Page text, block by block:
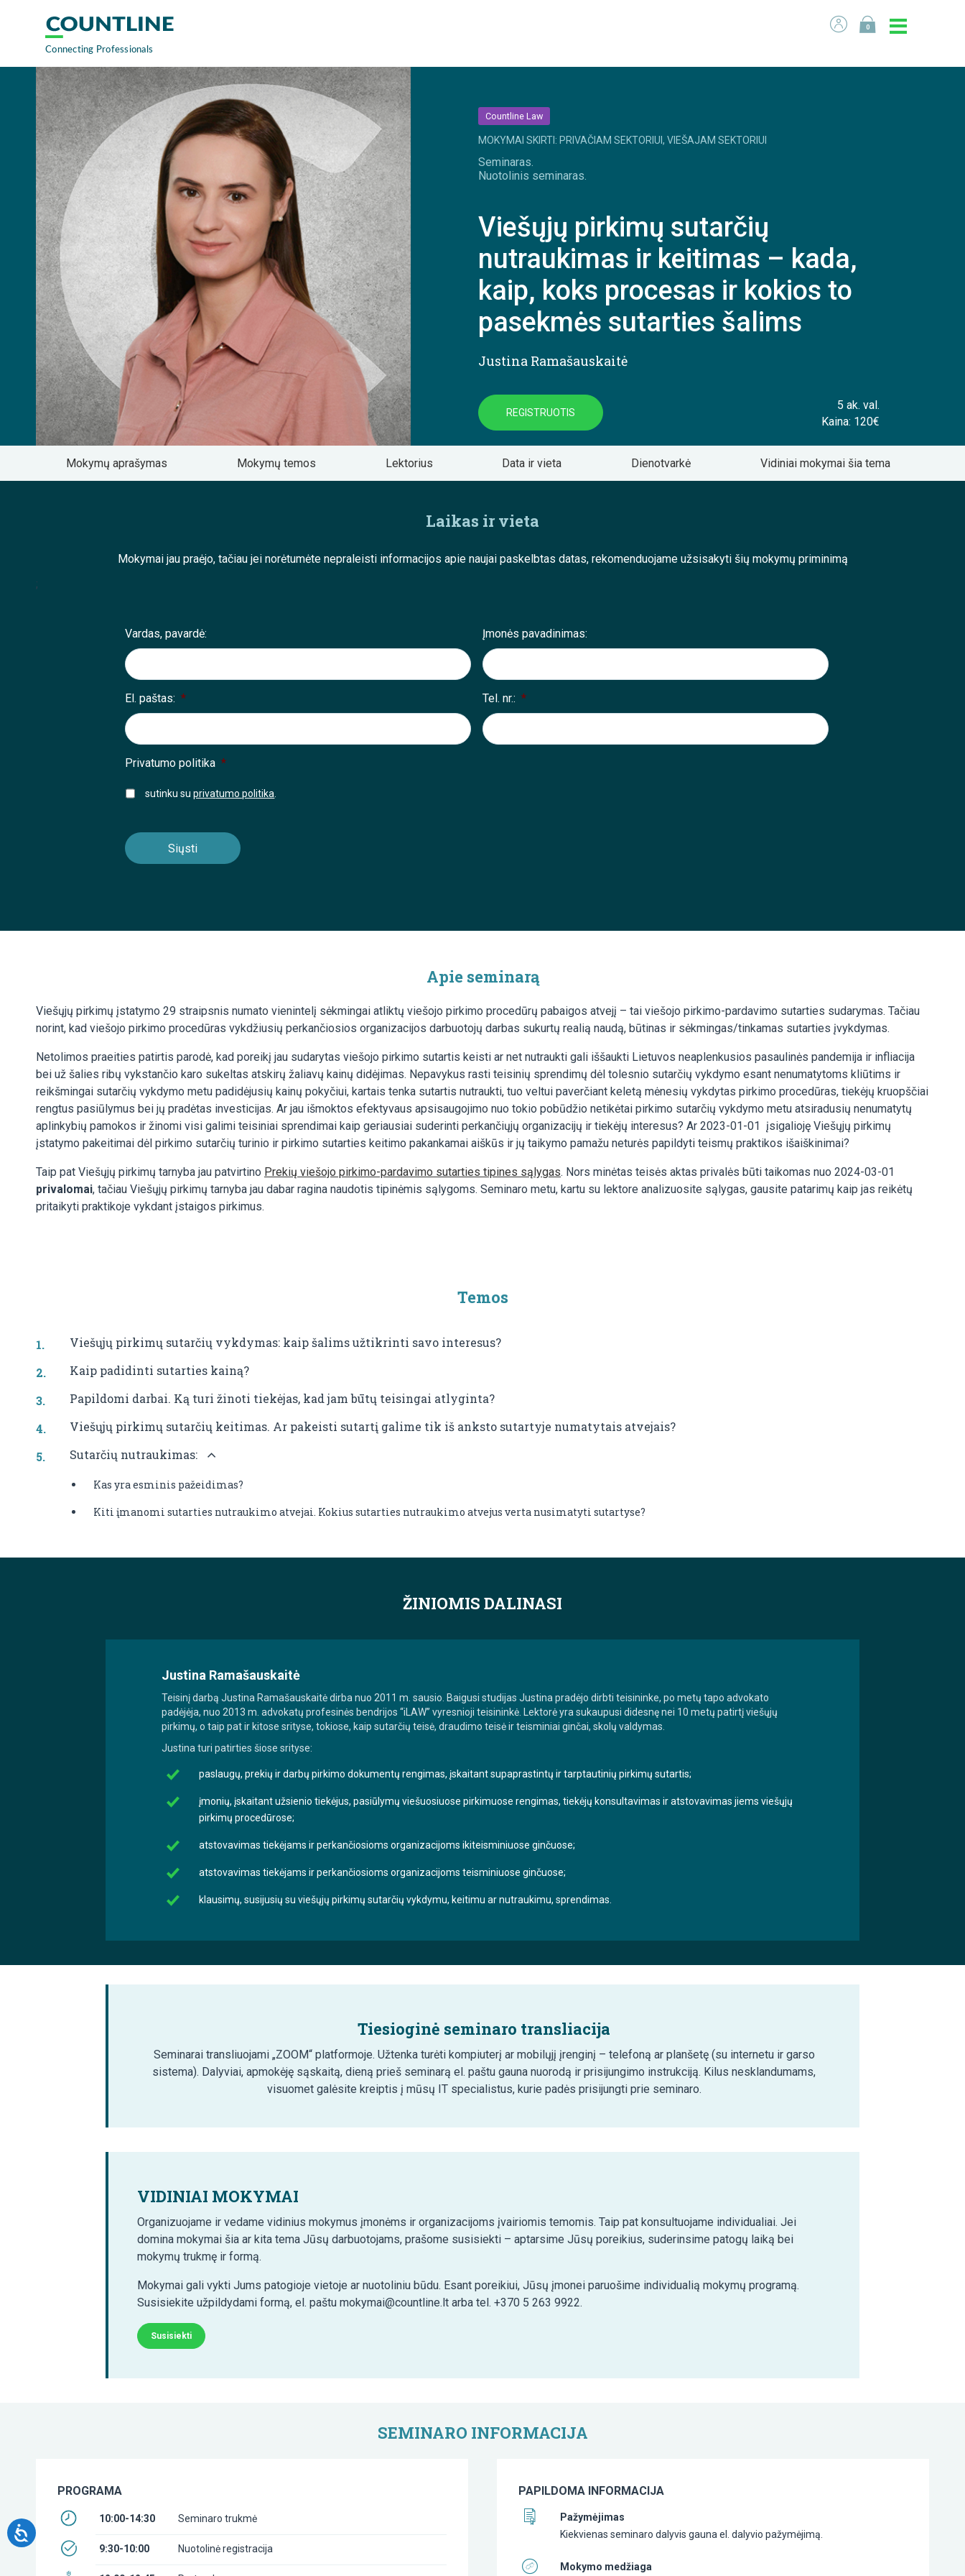
0
Countline Law
MOKYMAI SKIRTI: PRIVAČIAM SEKTORIUI, VIEŠAJAM SEKTORIUI
Seminaras.
Nuotolinis seminaras.
Viešųjų pirkimų sutarčių
nutraukimas ir keitimas – kada,
kaip, koks procesas ir kokios to
pasekmės sutarties šalims
Justina Ramašauskaitė
REGISTRUOTIS
5 ak. val.
Kaina: 120€
Mokymų aprašymas Mokymų temos Lektorius Data ir vieta Dienotvarkė Vidiniai mokymai šia tema
Laikas ir vieta
Mokymai jau praėjo, tačiau jei norėtumėte nepraleisti informacijos apie naujai paskelbtas datas, rekomenduojame užsisakyti šių mokymų priminimą
;
Vardas, pavardė: Įmonės pavadinimas:
El. paštas: * Tel. nr.: *
Privatumo politika *
sutinku suprivatumo politika
Apie seminarą
Viešųjų pirkimų įstatymo 29 straipsnis numato vienintelį sėkmingai atliktų viešojo pirkimo procedūrų pabaigos atvejį – tai viešojo pirkimo-pardavimo sutarties sudarymas. Tačiau
norint, kad viešojo pirkimo procedūras vykdžiusių perkančiosios organizacijos darbuotojų darbas sukurtų realią naudą, būtinas ir sėkmingas/tinkamas sutarties įvykdymas.
Netolimos praeities patirtis parodė, kad poreikį jau sudarytas viešojo pirkimo sutartis keisti ar net nutraukti gali iššaukti Lietuvos neaplenkusios pasaulinės pandemija ir infliacija
bei už šalies ribų vykstančio karo sukeltas atskirų žaliavų kainų didėjimas. Nepavykus rasti teisinių sprendimų dėl tolesnio sutarčių vykdymo esant nenumatytoms kliūtims ir
reikšmingai sutarčių vykdymo metu padidėjusių kainų pokyčiui, kartais tenka sutartis nutraukti, tuo veltui paverčiant keletą mėnesių vykdytas pirkimo procedūras, tiekėjų kruopščiai
rengtus pasiūlymus bei jų pradėtas investicijas. Ar jau išmoktos efektyvaus apsisaugojimo nuo tokio pobūdžio netikėtai pirkimo sutarčių vykdymo metu atsiradusių nenumatytų
aplinkybių pamokos ir žinomi visi galimi teisiniai sprendimai kaip geriausiai suderinti perkančiųjų organizacijų ir tiekėjų interesus? Ar 2023-01-01 įsigalioję Viešųjų pirkimų
įstatymo pakeitimai dėl pirkimo sutarčių turinio ir pirkimo sutarties keitimo pakankamai aiškūs ir jų taikymo pamažu neturės papildyti teismų praktikos išaiškinimai?
Taip pat Viešųjų pirkimų tarnyba jau patvirtino Prekių viešojo pirkimo-pardavimo sutarties tipines sąlygas. Nors minėtas teisės aktas privalės būti taikomas nuo 2024-03-01
privalomai, tačiau Viešųjų pirkimų tarnyba jau dabar ragina naudotis tipinėmis sąlygoms. Seminaro metu, kartu su lektore analizuosite sąlygas, gausite patarimų kaip jas reikėtų
pritaikyti praktikoje vykdant įstaigos pirkimus.
Temos
Viešųjų pirkimų sutarčių vykdymas: kaip šalims užtikrinti savo interesus?
Kaip padidinti sutarties kainą?
Papildomi darbai. Ką turi žinoti tiekėjas, kad jam būtų teisingai atlyginta?
Viešųjų pirkimų sutarčių keitimas. Ar pakeisti sutartį galime tik iš anksto sutartyje numatytais atvejais?
Sutarčių nutraukimas:
Kas yra esminis pažeidimas?
Kiti įmanomi sutarties nutraukimo atvejai. Kokius sutarties nutraukimo atvejus verta nusimatyti sutartyse?
ŽINIOMIS DALINASI
Justina Ramašauskaitė
Teisinį darbą Justina Ramašauskaitė dirba nuo 2011 m. sausio. Baigusi studijas Justina pradėjo dirbti teisininke, po metų tapo advokato
padėjėja, nuo 2013 m. advokatų profesinės bendrijos “iLAW” vyresnioji teisininkė. Lektorė yra sukaupusi didesnę nei 10 metų patirtį viešųjų
pirkimų, o taip pat ir kitose srityse, tokiose, kaip sutarčių teisė, draudimo teisė ir teisminiai ginčai, skolų valdymas.
Justina turi patirties šiose srityse:
paslaugų, prekių ir darbų pirkimo dokumentų rengimas, įskaitant supaprastintų ir tarptautinių pirkimų sutartis;
įmonių, įskaitant užsienio tiekėjus, pasiūlymų viešuosiuose pirkimuose rengimas, tiekėjų konsultavimas ir atstovavimas jiems viešųjų
pirkimų procedūrose;
atstovavimas tiekėjams ir perkančiosioms organizacijoms ikiteisminiuose ginčuose;
atstovavimas tiekėjams ir perkančiosioms organizacijoms teisminiuose ginčuose;
klausimų, susijusių su viešųjų pirkimų sutarčių vykdymu, keitimu ar nutraukimu, sprendimas.
Tiesioginė seminaro transliacija
Seminarai transliuojami „ZOOM“ platformoje. Užtenka turėti kompiuterį ar mobilųjį įrenginį – telefoną ar planšetę (su internetu ir garso
sistema). Dalyviai, apmokėję sąskaitą, dieną prieš seminarą el. paštu gauna nuorodą ir prisijungimo instrukciją. Kilus nesklandumams,
visuomet galėsite kreiptis į mūsų IT specialistus, kurie padės prisijungti prie seminaro.
VIDINIAI MOKYMAI
Organizuojame ir vedame vidinius mokymus įmonėms ir organizacijoms įvairiomis temomis. Taip pat konsultuojame individualiai. Jei
domina mokymai šia ar kita tema Jūsų darbuotojams, prašome susisiekti – aptarsime Jūsų poreikius, suderinsime patogų laiką bei
mokymų trukmę ir formą.
Mokymai gali vykti Jums patogioje vietoje ar nuotoliniu būdu. Esant poreikiui, Jūsų įmonei paruošime individualią mokymų programą.
Susisiekite užpildydami formą, el. paštu mokymai@countline.lt arba tel. +370 5 263 9922.
Susisiekti
SEMINARO INFORMACIJA
PROGRAMA
10:00-14:30 Seminaro trukmė
9:30-10:00 Nuotolinė registracija
PAPILDOMA INFORMACIJA
Pažymėjimas
Kiekvienas seminaro dalyvis gauna el. dalyvio pažymėjimą.
Mokymo medžiaga